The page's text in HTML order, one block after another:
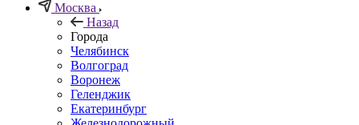
Москва
Назад
Города
Челябинск
Волгоград
Воронеж
Геленджик
Екатеринбург